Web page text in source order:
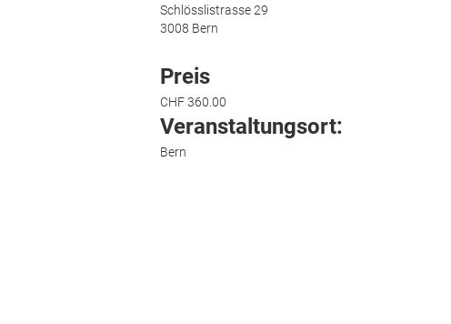
Schlösslistrasse 29
3008 Bern
Preis
CHF 360.00
Veranstaltungsort:
Bern